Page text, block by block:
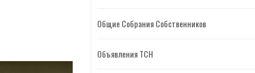
Общие Собрания Собственников
Объявления ТСН